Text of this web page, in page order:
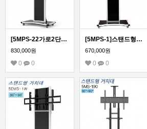
[5MPS-22가로2단형] 가로2단 멀티형 이동형 스탠드형 모니터 거치대 42~65인치
830,000원
0 0
[5MPS-1]스탠드형 모니터 거치대 65~90인치 모든 TV 모니터 호환
670,000원
0 0